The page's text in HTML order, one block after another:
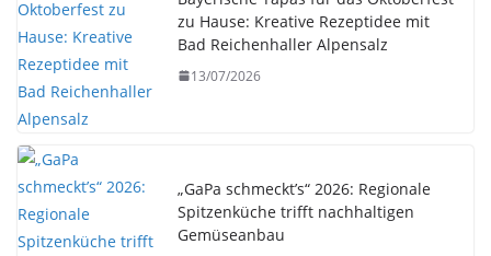
zu Hause: Kreative Rezeptidee mit
Bad Reichenhaller Alpensalz
13/07/2026
„GaPa schmeckt’s“ 2026: Regionale
Spitzenküche trifft nachhaltigen
Gemüseanbau